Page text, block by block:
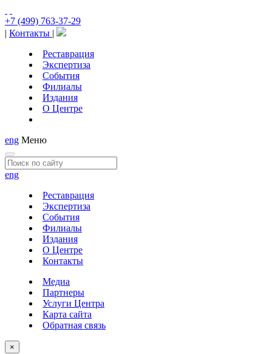
+7 (499) 763-37-29
| Контакты |
Реставрация
Экспертиза
События
Филиалы
Издания
О Центре
eng Меню
eng
Реставрация
Экспертиза
События
Филиалы
Издания
О Центре
Контакты
Медиа
Партнеры
Услуги Центра
Карта сайта
Обратная связь
×